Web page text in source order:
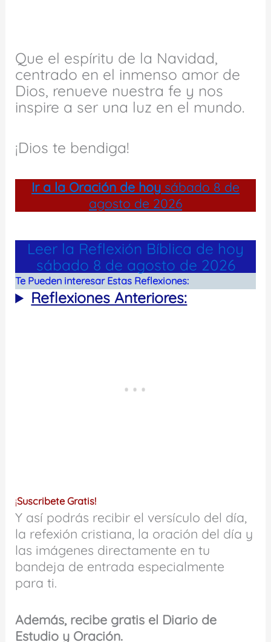
Que el espíritu de la Navidad,
centrado en el inmenso amor de
Dios, renueve nuestra fe y nos
inspire a ser una luz en el mundo.
¡Dios te bendiga!
Ir a la Oración de hoy sábado 8 de
agosto de 2026
Leer la Reflexión Bíblica de hoy
sábado 8 de agosto de 2026
Te Pueden interesar Estas Reflexiones:
Reflexiones Anteriores:
¡Suscribete Gratis!
Y así podrás recibir el versículo del día,
la refexión cristiana, la oración del día y
las imágenes directamente en tu
bandeja de entrada especialmente
para ti.
Además, recibe gratis el Diario de
Estudio y Oración.